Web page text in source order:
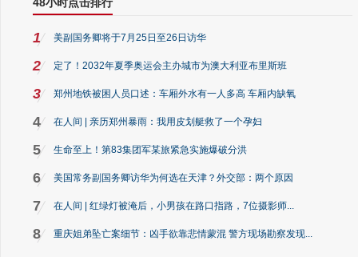
1 美副国务卿将于7月25日至26日访华
2 定了！2032年夏季奥运会主办城市为澳大利亚布里斯班
3 郑州地铁被困人员口述：车厢外水有一人多高 车厢内缺氧
4 在人间 | 亲历郑州暴雨：我用皮划艇救了一个孕妇
5 生命至上！第83集团军某旅紧急实施爆破分洪
6 美国常务副国务卿访华为何选在天津？外交部：两个原因
7 在人间 | 红绿灯被淹后，小男孩在路口指路，7位摄影师...
8 重庆姐弟坠亡案细节：凶手欲靠悲情蒙混 警方现场勘察发现...